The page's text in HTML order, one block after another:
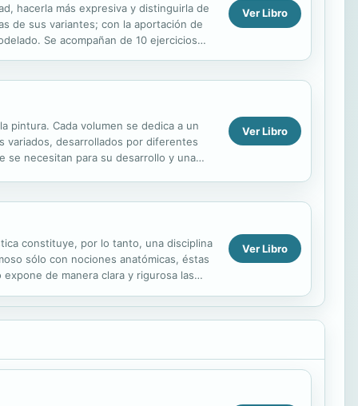
hacerla más expresiva y distinguirla de
de sus variantes; con la aportación de
Se acompañan de 10 ejercicios
Ver Libro
pintura. Cada volumen se dedica a un
variados, desarrollados por diferentes
se necesitan para su desarrollo y una
Ver Libro
constituye, por lo tanto, una disciplina
sólo con nociones anatómicas, éstas
de manera clara y rigurosa las
Ver Libro